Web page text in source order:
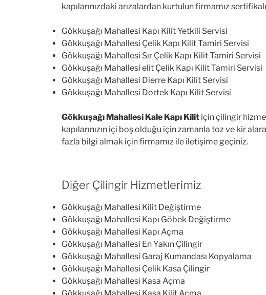
kapılarınızdaki arızalardan kurtulun firmamız
Gökkuşağı Mahallesi Kapı Kilit Yetkili Servisi
Gökkuşağı Mahallesi Çelik Kapı Kilit Tamiri Servisi
Gökkuşağı Mahallesi Sır Çelik Kapı Kilit Tamiri Servisi
Gökkuşağı Mahallesi elit Çelik Kapı Kilit Tamiri Servisi
Gökkuşağı Mahallesi Dierre Kapı Kilit Servisi
Gökkuşağı Mahallesi Dortek Kapı Kilit Servisi
Gökkuşağı Mahallesi Kale Kapı Kilit için çilingir
kapılarınızın içi boş olduğu için zamanla toz ve kir
fazla bilgi almak için firmamız ile iletişime geçiniz.
Diğer Çilingir Hizmetlerimiz
Gökkuşağı Mahallesi Kilit Değiştirme
Gökkuşağı Mahallesi Kapı Göbek Değiştirme
Gökkuşağı Mahallesi Kapı Açma
Gökkuşağı Mahallesi En Yakın Çilingir
Gökkuşağı Mahallesi Garaj Kumandası Kopyalama
Gökkuşağı Mahallesi Çelik Kasa Çilingir
Gökkuşağı Mahallesi Kasa Açma